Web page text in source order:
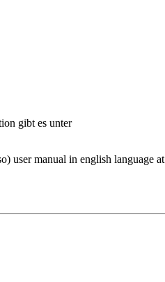
gibt es unter
user manual in english language at